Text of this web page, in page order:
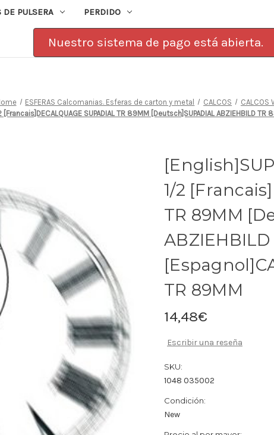
DE PULSERA PERDIDO
Nuestro sistema de pago está abierta.
ESFERAS Calcomanias. Esferas de carton y metal CALCOS
CALCOS
[Francais]DECALQUAGE SUPADIAL TR 89MM [Deutsch]SUPADIAL ABZIEHBILD
1/2
TR 89MM
ABZIEHBILD
TR 89MM
14,48€
Escribir una reseña
SKU:
1048 035002
Condición:
New